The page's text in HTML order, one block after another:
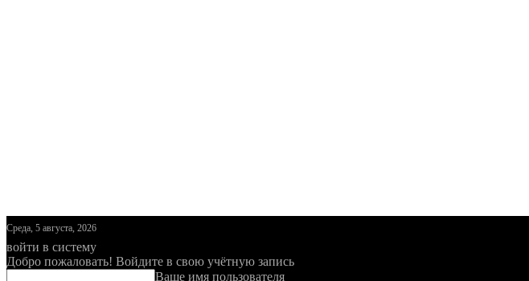
Среда, 5 августа, 2026
войти в систему
Добро пожаловать! Войдите в свою учётную запись
Ваше имя пользователя